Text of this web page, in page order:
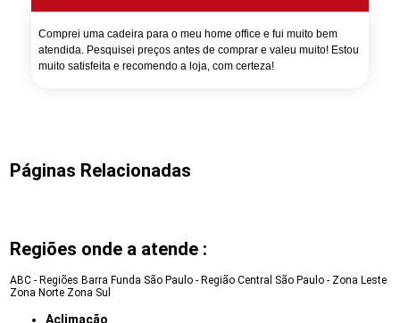
Comprei uma cadeira para o meu home office e fui muito bem
atendida. Pesquisei preços antes de comprar e valeu muito! Estou
muito satisfeita e recomendo a loja, com certeza!
Páginas Relacionadas
Regiões onde a atende :
ABC - Regiões Barra Funda São Paulo - Região Central São Paulo - Zona Leste
Zona Norte Zona Sul
Aclimação